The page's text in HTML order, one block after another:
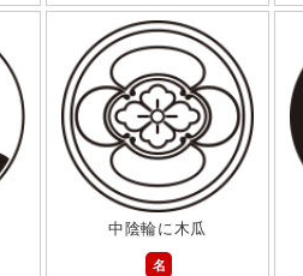
中陰輪に木瓜
名